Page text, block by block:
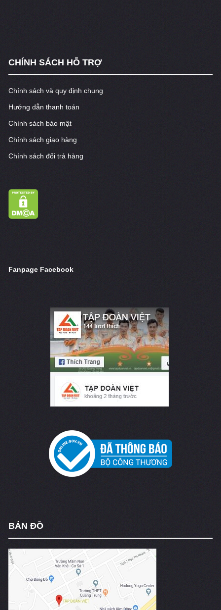
CHÍNH SÁCH HỖ TRỢ
Chính sách và quy định chung
Hướng dẫn thanh toán
Chính sách bảo mật
Chính sách giao hàng
Chính sách đổi trả hàng
Fanpage Facebook
BẢN ĐỒ